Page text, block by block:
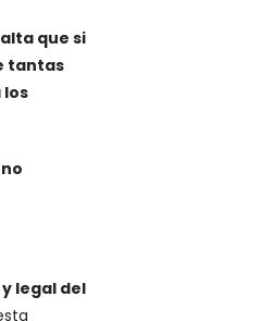
que si
tantas
los
legal del